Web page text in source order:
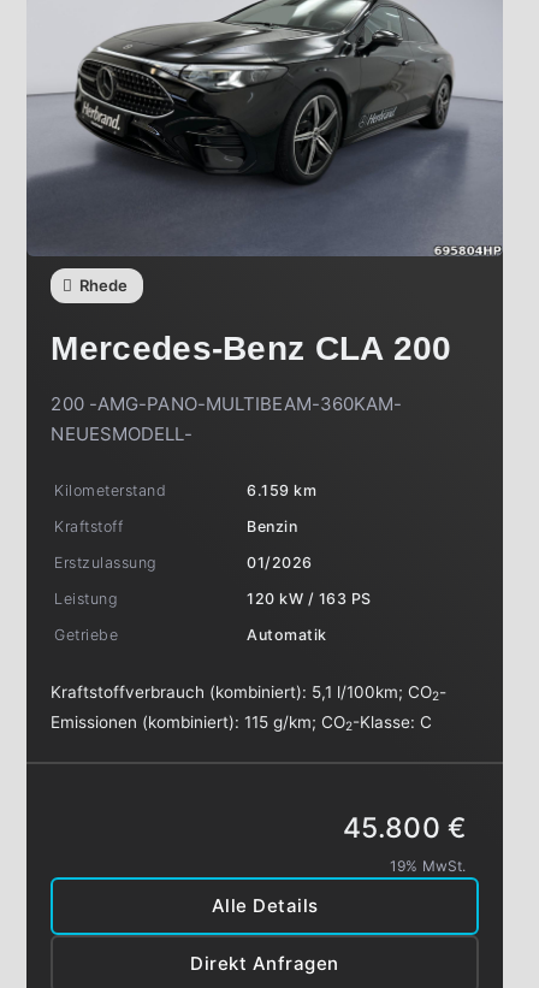
Rhede
Mercedes-Benz CLA 200
200 -AMG-PANO-MULTIBEAM-360KAM-
NEUESMODELL-
Kilometerstand
6.159 km
Kraftstoff
Benzin
Erstzulassung
01/2026
Leistung
120 kW / 163 PS
Getriebe
Automatik
Kraftstoffverbrauch (kombiniert): 5,1 l/100km;CO2-
Emissionen (kombiniert):115 g/km;CO2-Klasse:C
Alle Details
Direkt Anfragen
45.800 €
19% MwSt.